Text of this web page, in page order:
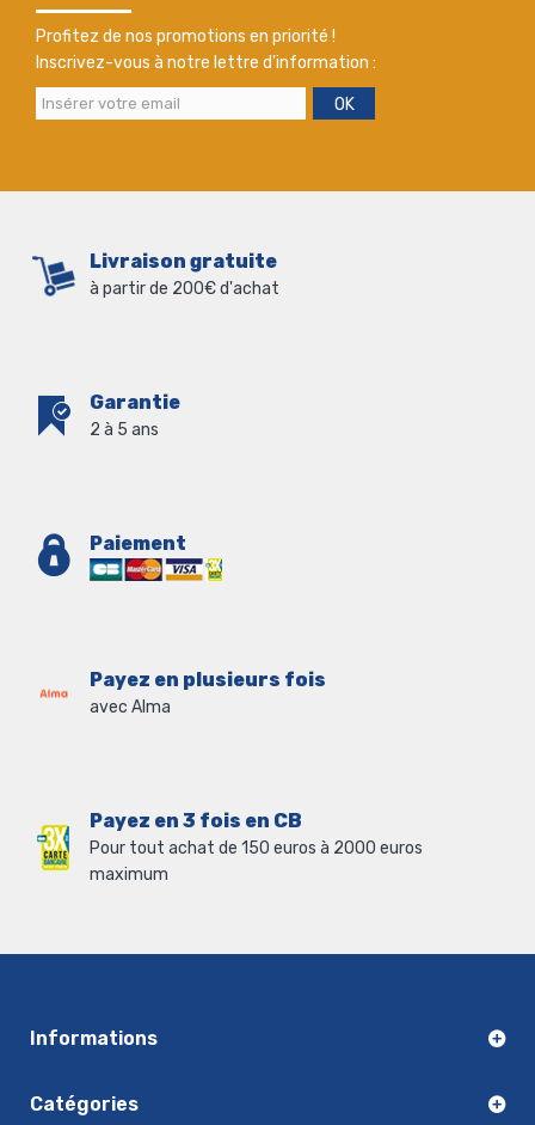
Profitez de nos promotions en priorité !
Inscrivez-vous à notre lettre d'information :
OK
Livraison gratuite
à partir de 200€ d'achat
Garantie
2 à 5 ans
Paiement
Payez en plusieurs fois
avec Alma
Payez en 3 fois en CB
Pour tout achat de 150 euros à 2000 euros
maximum
Informations
Catégories